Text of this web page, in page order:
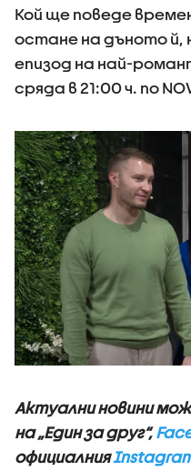
Кой ще поведе
остане на дъното й,
епизод на най-
сряда в 21:00 ч. по
Актуални новини
на „Един за друг“,
официалния